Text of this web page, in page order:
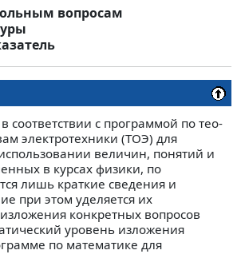
вопросам
соответствии с программой по тео­
электротехники (ТОЭ) для
величин, понятий и
в курсах физики, по
лишь краткие сведения и
при этом уделяется их
конкретных вопросов
уровень изложения
по математике для